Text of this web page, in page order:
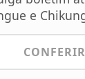
e
CONFERIR